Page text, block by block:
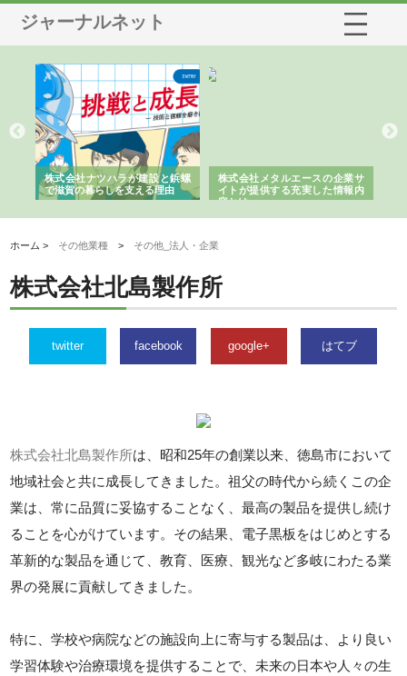
ジャーナルネット
株式会社ナツハラが建設と鋲螺
で滋賀の暮らしを支える理由
株式会社メタルエースの企業サ
イトが提供する充実した情報内
容とは
ホーム > その他業種 > その他_法人・企業
株式会社北島製作所
twitter facebook google+ はてブ
株式会社北島製作所は、昭和25年の創業以来、徳島市において
地域社会と共に成長してきました。祖父の時代から続くこの企
業は、常に品質に妥協することなく、最高の製品を提供し続け
ることを心がけています。その結果、電子黒板をはじめとする
革新的な製品を通じて、教育、医療、観光など多岐にわたる業
界の発展に貢献してきました。
特に、学校や病院などの施設向上に寄与する製品は、より良い
学習体験や治療環境を提供することで、未来の日本や人々の生